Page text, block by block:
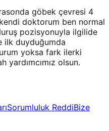
göbek çevresi 4
doktorum ben normal
pozisyonuyla ilgilide
ilk duyduğumda
yoksa fark ilerki
yardımcımız olsun.
Sorumluluk ReddiBize